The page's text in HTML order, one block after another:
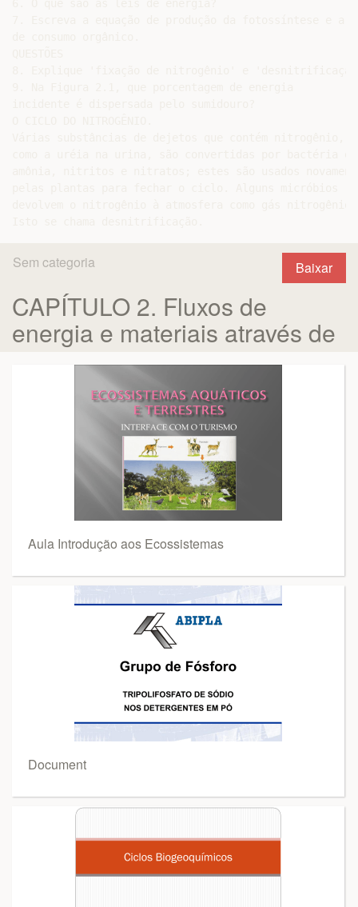
Baixar
Sem categoria
CAPÍTULO 2. Fluxos de
energia e materiais através de
Aula Introdução aos Ecossistemas
Document